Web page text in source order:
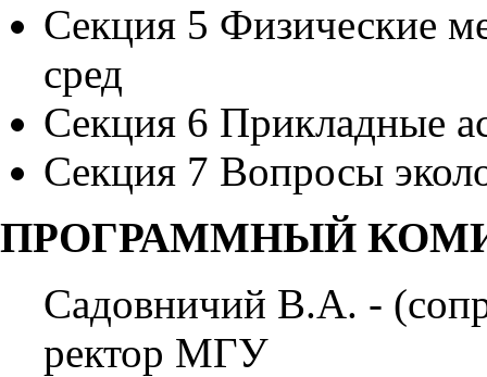
Секция 5 Физические
сред
Секция 6 Прикладные
Секция 7 Вопросы
ПРОГРАММНЫЙ
Садовничий В.А. -
ректор МГУ